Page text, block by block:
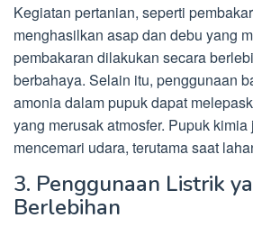
Kegiatan pertanian, seperti
menghasilkan asap dan debu yang
pembakaran dilakukan secara
berbahaya. Selain itu, penggunaan
amonia dalam pupuk dapat
yang merusak atmosfer. Pupuk
mencemari udara, terutama saat
3. Penggunaan Listrik
Berlebihan